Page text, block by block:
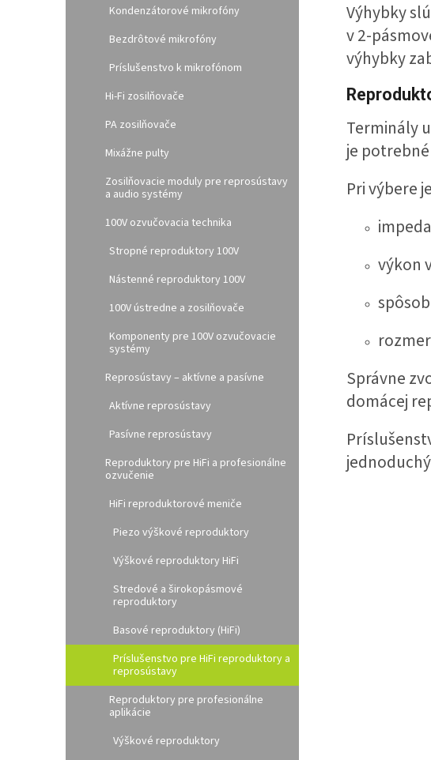
Kondenzátorové mikrofóny
Bezdrôtové mikrofóny
Príslušenstvo k mikrofónom
Hi-Fi zosilňovače
PA zosilňovače
Mixážne pulty
Zosilňovacie moduly pre reprosústavy
a audio systémy
100V ozvučovacia technika
Stropné reproduktory 100V
Nástenné reproduktory 100V
100V ústredne a zosilňovače
Komponenty pre 100V ozvučovacie
systémy
Reprosústavy – aktívne a pasívne
Aktívne reprosústavy
Pasívne reprosústavy
Reproduktory pre HiFi a profesionálne
ozvučenie
HiFi reproduktorové meniče
Piezo výškové reproduktory
Výškové reproduktory HiFi
Stredové a širokopásmové
reproduktory
Basové reproduktory (HiFi)
Príslušenstvo pre HiFi reproduktory a
reprosústavy
Reproduktory pre profesionálne
aplikácie
Výškové reproduktory
Výhybky
v 2-
výhybky
Terminály
je
Pri výbere
výkon
Správne
domácej